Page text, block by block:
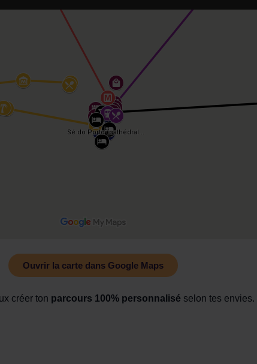
Ouvrir la carte dans Google Maps
créer ton parcours 100% personnalisé selon tes envies.